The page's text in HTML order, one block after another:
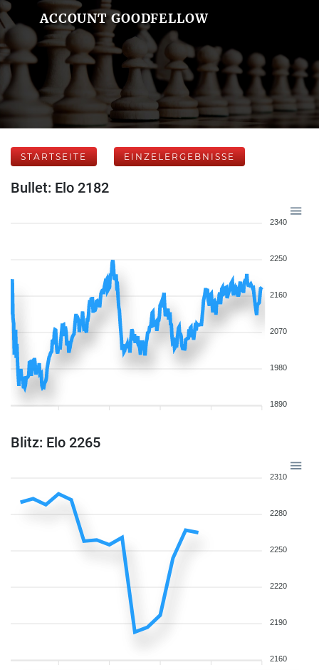
ACCOUNT GOODFELLOW
STARTSEITE EINZELERGEBNISSE
Bullet: Elo 2182
2340
2250
2160
2070
1980
1890
Blitz: Elo 2265
2310
2280
2250
2220
2190
2160